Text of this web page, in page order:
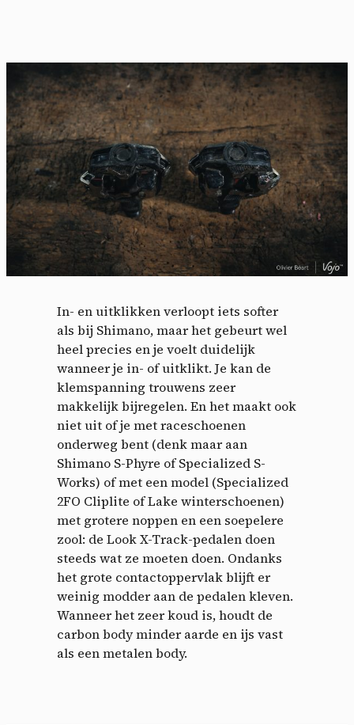
In- en uitklikken verloopt iets softer
als bij Shimano, maar het gebeurt wel
heel precies en je voelt duidelijk
wanneer je in- of uitklikt. Je kan de
klemspanning trouwens zeer
makkelijk bijregelen. En het maakt ook
niet uit of je met raceschoenen
onderweg bent (denk maar aan
Shimano S-Phyre of Specialized S-
Works) of met een model (Specialized
2FO Cliplite of Lake winterschoenen)
met grotere noppen en een soepelere
zool: de Look X-Track-pedalen doen
steeds wat ze moeten doen. Ondanks
het grote contactoppervlak blijft er
weinig modder aan de pedalen kleven.
Wanneer het zeer koud is, houdt de
carbon body minder aarde en ijs vast
als een metalen body.